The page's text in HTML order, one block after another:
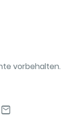
vorbehalten.